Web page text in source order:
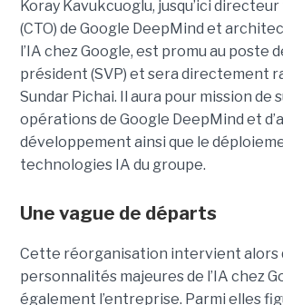
Koray Kavukcuoglu, jusqu’ici
(CTO) de Google DeepMind et
l’IA chez Google, est promu au poste
président (SVP) et sera directement
Sundar Pichai. Il aura pour mission de
opérations de Google DeepMind et
développement ainsi que le
technologies IA du groupe.
Une vague de départs
Cette réorganisation intervient alors
personnalités majeures de l’IA chez
également l’entreprise. Parmi elles